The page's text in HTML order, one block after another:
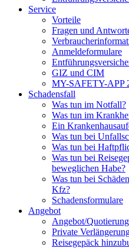
Service
Vorteile
Fragen und
Anmeldeformulare
GIZ und CIM
MY-SAFETY-APP
Schadensfall
Was tun im Notfall?
Was tun im
Ein
Was tun bei
Was tun bei
Was tun bei
beweglichen Habe?
Was tun bei
Kfz?
Schadensformulare
Angebot
Angebot/
Private
Reisegepäck